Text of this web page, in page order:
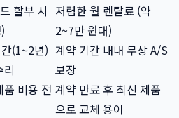
할부 시 저렴한 월 렌탈료 (약
2~7만 원대)
(1~2년)
리
계약 기간 내내 무상 A/S
보장
비용 전 계약 만료 후 최신 제품
으로 교체 용이